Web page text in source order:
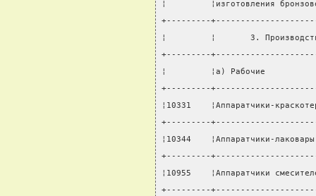
¦         ¦изготовления
+---------
¦         ¦       3.
+---------
¦         ¦а) Рабочие
+---------
¦10331    ¦Аппаратчики-
+---------
¦10344    ¦Аппаратчики-
+---------
¦10955    ¦Аппаратчики
+---------